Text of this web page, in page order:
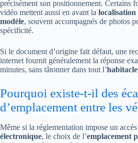
précisément son positionnement. Certains
vidéo mettent aussi en avant la localisation
modèle, souvent accompagnés de photos
spécificité.
Si le document d’origine fait défaut, une
internet fournit généralement la réponse
minutes, sans tâtonner dans tout l’
Pourquoi existe-t-il des
d’emplacement entre les
Même si la réglementation impose un
électronique, le choix de l’emplacement